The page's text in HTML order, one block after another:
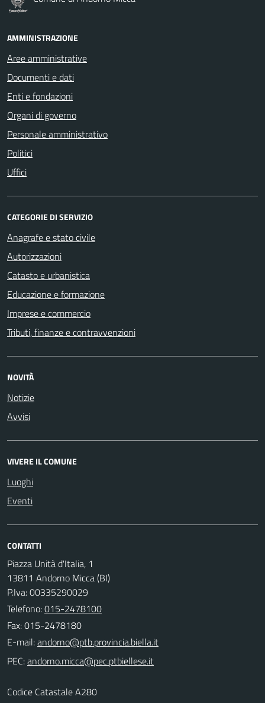
AMMINISTRAZIONE
Aree amministrative
Documenti e dati
Enti e fondazioni
Organi di governo
Personale amministrativo
Politici
Uffici
CATEGORIE DI SERVIZIO
Anagrafe e stato civile
Autorizzazioni
Catasto e urbanistica
Educazione e formazione
Imprese e commercio
Tributi, finanze e contravvenzioni
NOVITÀ
Notizie
Avvisi
VIVERE IL COMUNE
Luoghi
Eventi
CONTATTI
Piazza Unità d'Italia, 1
13811 Andorno Micca (BI)
P.Iva: 00335290029
Telefono:015-2478100
Fax: 015-2478180
E-mail:
PEC:
Codice Catastale A280